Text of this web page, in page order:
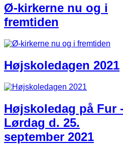
Ø-kirkerne nu og i
fremtiden
Højskoledagen 2021
Højskoledag på Fur -
Lørdag d. 25.
september 2021